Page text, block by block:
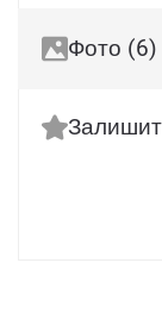
Фото (6)